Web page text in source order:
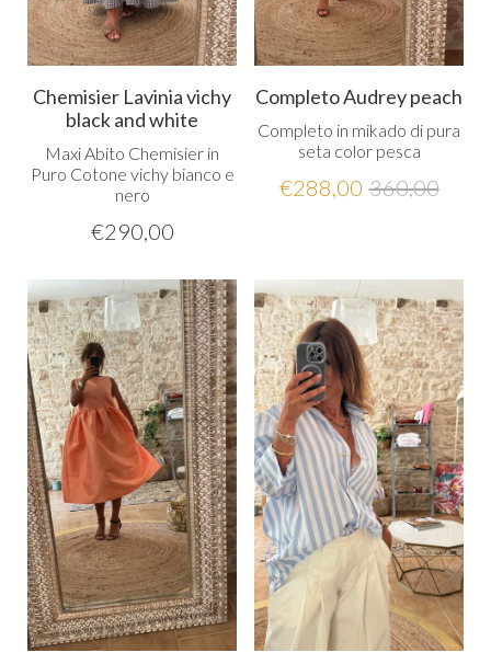
Chemisier Lavinia vichy
black and white
Maxi Abito Chemisier in
Puro Cotone vichy bianco e
nero
€290,00
Completo Audrey peach
Completo in mikado di pura
seta color pesca
€288,00 360,00